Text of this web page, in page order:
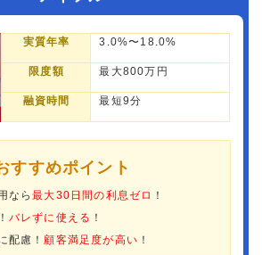
実質年率 3.0%〜18.0%
限度額 最大800万円
融資時間 最短9分
すすめポイント
なら最大30日間の利息ゼロ ！
バレずに使える ！
配慮！ 顧客満足度が高い ！